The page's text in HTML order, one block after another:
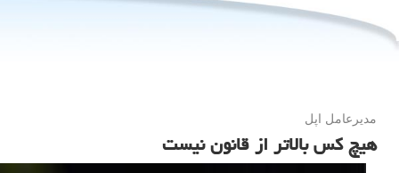
مدیرعامل اپل
هیچ كس بالاتر از قانون نیست